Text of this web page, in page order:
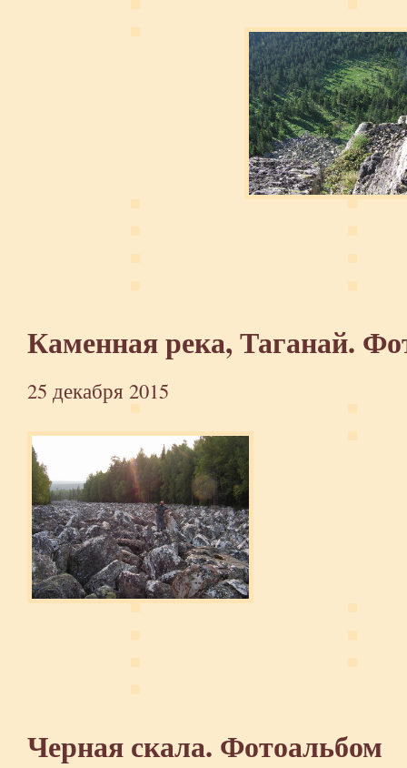
Каменная река, Таганай.
25 декабря 2015
Черная скала. Фотоальбом